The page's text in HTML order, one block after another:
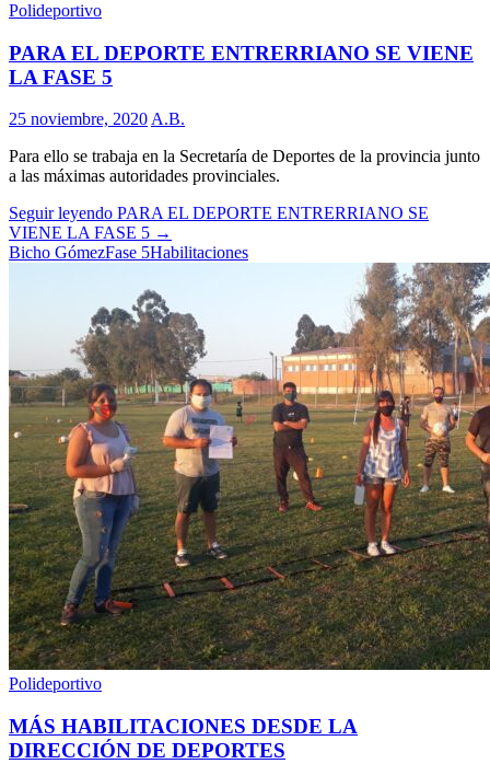
Polideportivo
PARA EL DEPORTE ENTRERRIANO SE VIENE
LA FASE 5
25 noviembre, 2020A.B.
Para ello se trabaja en la Secretaría de Deportes de la provincia junto
a las máximas autoridades provinciales.
Seguir leyendo PARA EL DEPORTE ENTRERRIANO SE
VIENE LA FASE 5 →
Bicho GómezFase 5Habilitaciones
Polideportivo
MÁS HABILITACIONES DESDE LA
DIRECCIÓN DE DEPORTES